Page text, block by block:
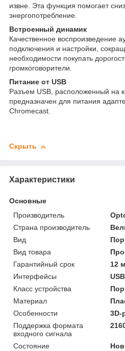
извне. Эта функция помогает
энергопотребление.
Встроенный динамик
Качественное воспроизведение
подключения и настройки,
необходимости покупать
громкоговорители.
Питание от USB
Разъем USB, расположенный на
предназначен для питания
Chromecast.
Скрыть
Характеристики
Основные
Производитель
Страна производитель
Вид
Вид товара
Гарантийный срок
12
Интерфейсы
Класс устройства
Материал
Особенности
3D-
Поддержка формата
входного сигнала
Состояние